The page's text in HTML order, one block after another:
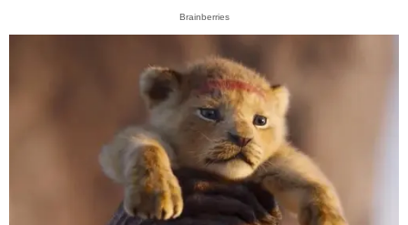
Brainberries